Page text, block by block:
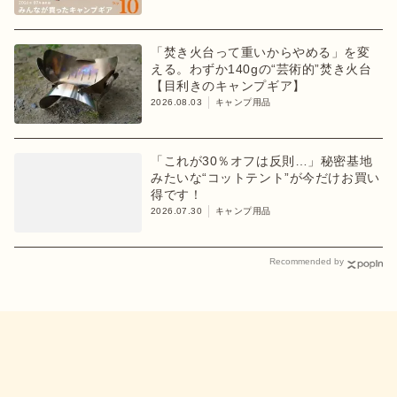
「焚き火台って重いからやめる」を変
える。わずか140gの“芸術的”焚き火台
【目利きのキャンプギア】
2026.08.03 キャンプ用品
「これが30％オフは反則…」秘密基地
みたいな“コットテント”が今だけお買い
得です！
2026.07.30 キャンプ用品
Recommended by